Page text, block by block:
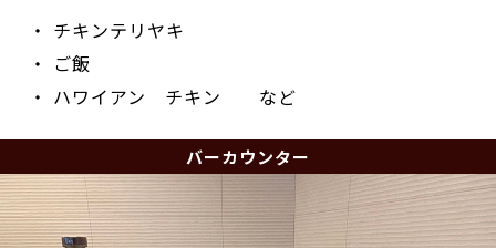
・ チキンテリヤキ
・ ご飯
・ ハワイアン チキン など
バーカウンター